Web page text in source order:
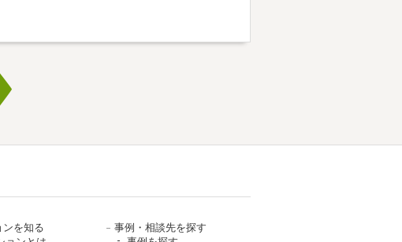
ンを知る
事例・相談先を探す